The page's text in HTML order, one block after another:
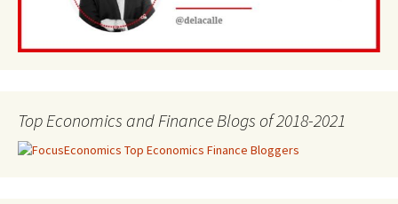
Top Economics and Finance Blogs of 2018-2021